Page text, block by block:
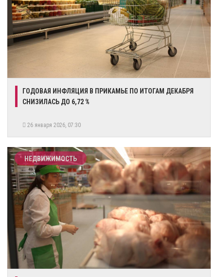
ГОДОВАЯ ИНФЛЯЦИЯ В ПРИКАМЬЕ ПО ИТОГАМ ДЕКАБРЯ
СНИЗИЛАСЬ ДО 6,72 %
26 января 2026, 07:30
НЕДВИЖИМОСТЬ